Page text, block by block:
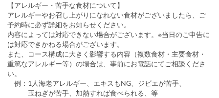
【アレルギー・苦手な食材について】
アレルギーやお召し上がりになれない食材がございましたら、ご
予約時に必ず詳細をお知らせください。
内容によっては対応できない場合がございます。※当日のご申告に
は対応できかねる場合がございます。
また、コース構成に大きく影響する内容（複数食材・主要食材・
重篤なアレルギー等）の場合は、事前にお電話にてご相談くださ
い。
例：1人海老アレルギー、エキスもNG、ジビエが苦手、
玉ねぎが苦手、加熱すれば食べられる、等